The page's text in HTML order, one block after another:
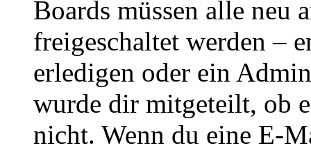
Boards müssen alle neu
freigeschaltet werden –
erledigen oder ein
wurde dir mitgeteilt, ob
nicht. Wenn du eine E-